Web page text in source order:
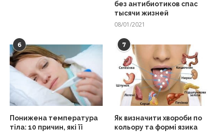
без антибиотиков спас
тысячи жизней
08/01/2021
6
Понижена температура
тіла: 10 причин, які її
7
Як визначити хвороби по
кольору та формі язика